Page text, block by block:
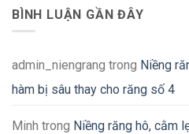
BÌNH LUẬN GẦN ĐÂY
admin_niengrang trong Niềng
hàm bị sâu thay cho răng số 4
Minh trong Niềng răng hô, cằm